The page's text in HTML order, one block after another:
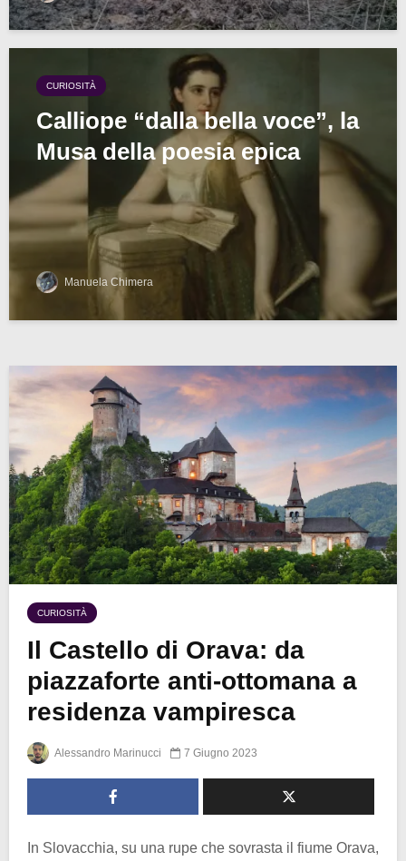
CURIOSITÀ
Calliope “dalla bella voce”, la
Musa della poesia epica
Manuela Chimera
CURIOSITÀ
Il Castello di Orava: da
piazzaforte anti-ottomana a
residenza vampiresca
Alessandro Marinucci 7 Giugno 2023
In Slovacchia, su una rupe che sovrasta il fiume Orava,